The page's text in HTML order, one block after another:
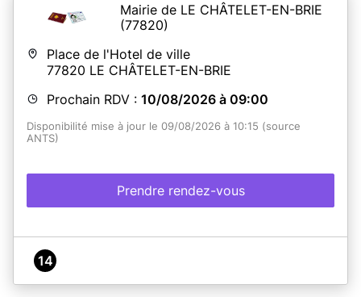
Mairie de LE CHÂTELET-EN-BRIE
(77820)
Place de l'Hotel de ville
77820 LE CHÂTELET-EN-BRIE
Prochain RDV : 10/08/2026 à 09:00
Disponibilité mise à jour le 09/08/2026 à 10:15 (source
ANTS)
Prendre rendez-vous
14